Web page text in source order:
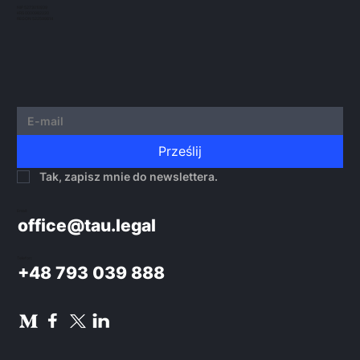
office@tau.legal
+48 793 039 888
Prześlij
Tak, zapisz mnie do newslettera.